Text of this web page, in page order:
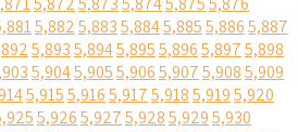
5,8825,8835,8845,8855,8865,887
5,8935,8945,8955,8965,8975,898
5,9045,9055,9065,9075,9085,909
5,9155,9165,9175,9185,9195,920
5,9265,9275,9285,9295,930